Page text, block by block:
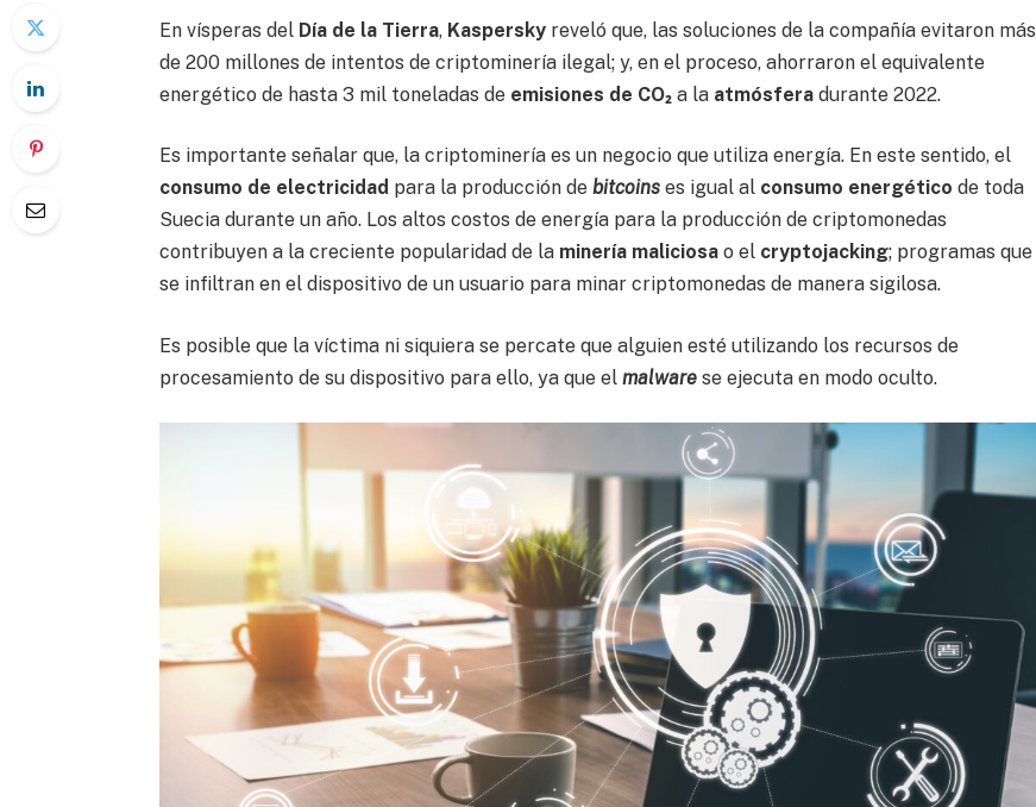
En vísperas del Día de la Tierra, Kaspersky reveló que, las soluciones de la compañía evitaron más
de 200 millones de intentos de criptominería ilegal; y, en el proceso, ahorraron el equivalente
energético de hasta 3 mil toneladas de emisiones de CO₂ a la atmósfera durante 2022.
Es importante señalar que, la criptominería es un negocio que utiliza energía. En este sentido, el
consumo de electricidad para la producción debitcoins es igual al consumo energético de toda
Suecia durante un año. Los altos costos de energía para la producción de criptomonedas
contribuyen a la creciente popularidad de la minería maliciosa o el cryptojacking; programas que
se infiltran en el dispositivo de un usuario para minar criptomonedas de manera sigilosa.
Es posible que la víctima ni siquiera se percate que alguien esté utilizando los recursos de
procesamiento de su dispositivo para ello, ya que elmalware se ejecuta en modo oculto.